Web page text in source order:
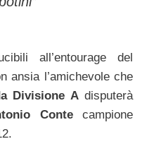
all’entourage del
ansia l’amichevole che
Divisione Adisputerà
Contecampione